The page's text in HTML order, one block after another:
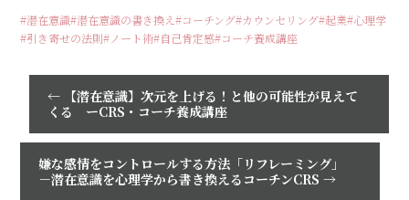
#潜在意識#潜在意識の書き換え#コーチング#カウンセリング#起業#心理学
#引き寄せの法則#ノート術#自己肯定感#コーチ養成講座
← 【潜在意識】次元を上げる！と他の可能性が見えて
くる ーCRS・コーチ養成講座
嫌な感情をコントロールする方法「リフレーミング」
－潜在意識を心理学から書き換えるコーチンCRS→